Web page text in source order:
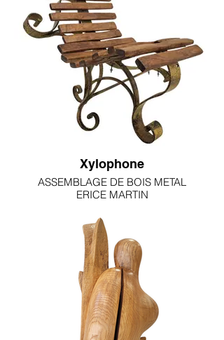
Xylophone
ASSEMBLAGE DE BOIS METAL
ERICE MARTIN